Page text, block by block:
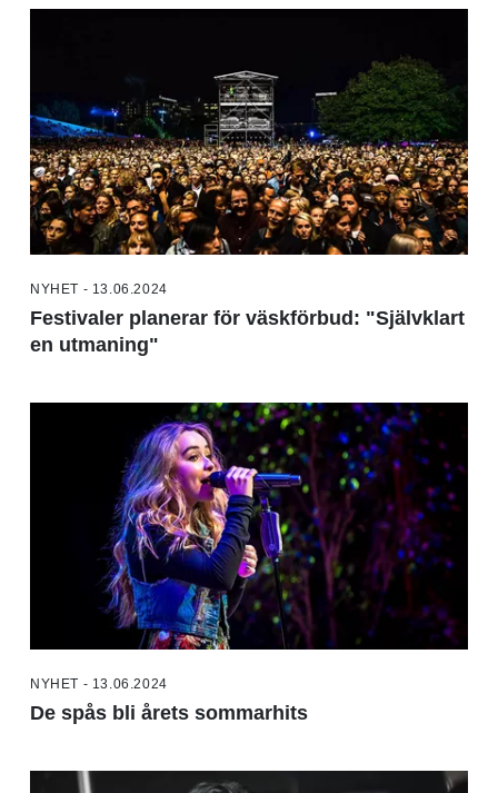
NYHET - 13.06.2024
Festivaler planerar för väskförbud: "Självklart
en utmaning"
NYHET - 13.06.2024
De spås bli årets sommarhits